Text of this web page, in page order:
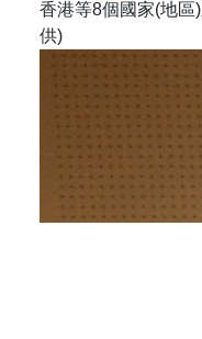
香港等8個國家(地區
供)